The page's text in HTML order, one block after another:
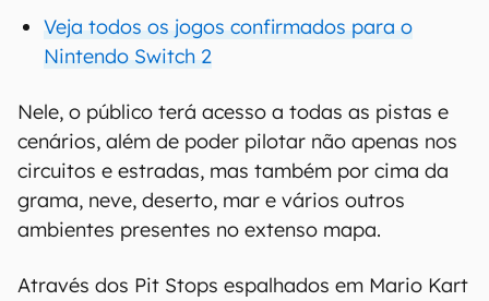
Veja todos os jogos confirmados para o
Nintendo Switch 2
Nele, o público terá acesso a todas as pistas e
cenários, além de poder pilotar não apenas nos
circuitos e estradas, mas também por cima da
grama, neve, deserto, mar e vários outros
ambientes presentes no extenso mapa.
Através dos Pit Stops espalhados em Mario Kart